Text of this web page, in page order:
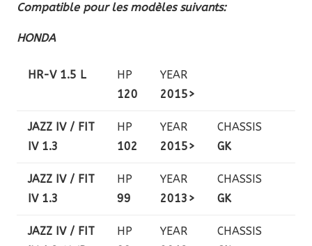
Compatible pour les modèles suivants:
HONDA
HR-V 1.5 L
HP
120
YEAR
2015>
JAZZ IV / FIT
IV 1.3
HP
102
YEAR
2015>
CHASSIS
GK
JAZZ IV / FIT
IV 1.3
HP
99
YEAR
2013>
CHASSIS
GK
JAZZ IV / FIT
HP
YEAR
CHASSIS